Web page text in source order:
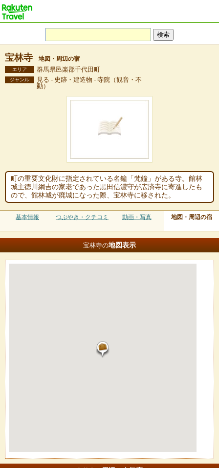
宝林寺 地図・周辺の宿
エリア 群馬県邑楽郡千代田町
ジャンル
見る - 史跡・建造物 - 寺院（観音・不
動）
町の重要文化財に指定されている名鐘「梵鐘」がある寺。館林
城主徳川綱吉の家老であった黒田信濃守が広済寺に寄進したも
ので、館林城が廃城になった際、宝林寺に移された。
基本情報 つぶやき・クチコミ 動画・写真 地図・周辺の宿
宝林寺の地図表示